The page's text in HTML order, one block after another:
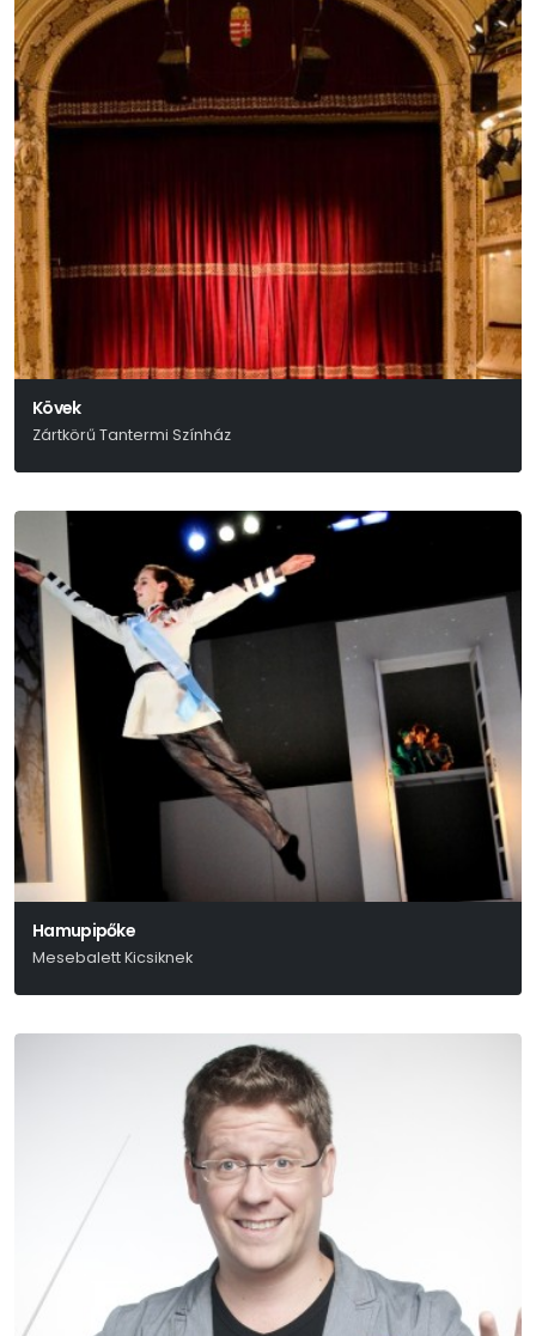
Kövek
Zártkörű Tantermi Színház
Hamupipőke
Mesebalett Kicsiknek